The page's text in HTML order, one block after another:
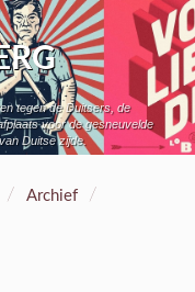
tegen de Duitsers, de
voor de gesneuvelde
Duitse zijde.
/ Archief /